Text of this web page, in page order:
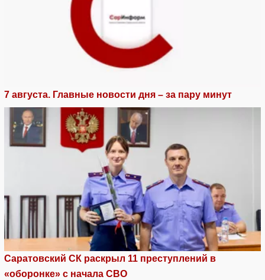
7 августа. Главные новости дня – за пару минут
Саратовский СК раскрыл 11 преступлений в
«оборонке» с начала СВО